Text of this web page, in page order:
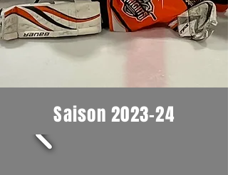
Saison 2023-24